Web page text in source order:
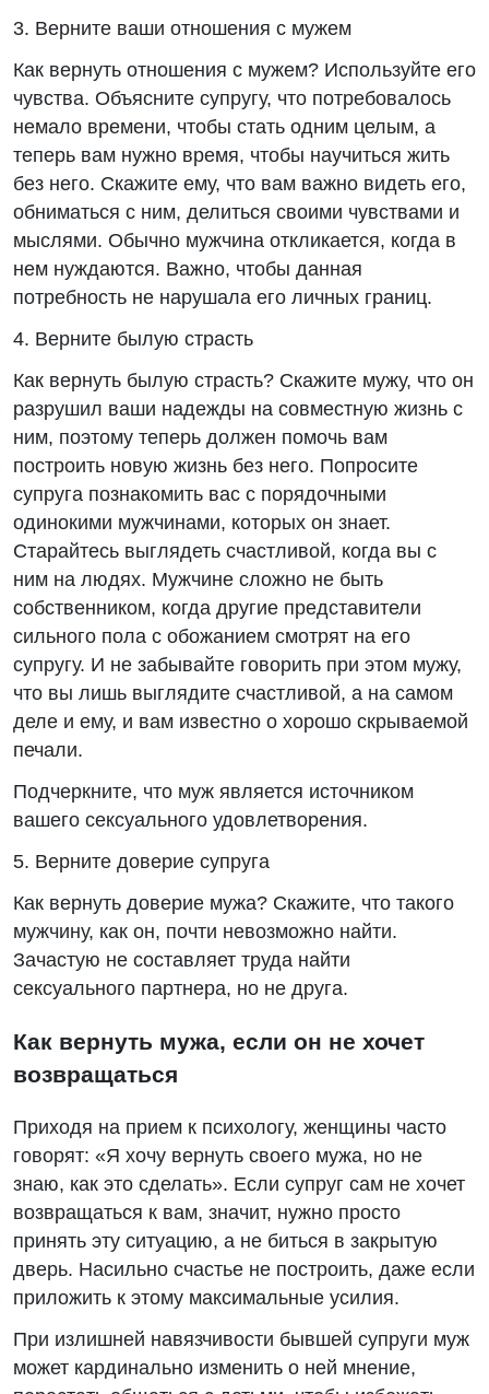
3. Верните ваши отношения с мужем
Как вернуть отношения с мужем? Используйте его
чувства. Объясните супругу, что потребовалось
немало времени, чтобы стать одним целым, а
теперь вам нужно время, чтобы научиться жить
без него. Скажите ему, что вам важно видеть его,
обниматься с ним, делиться своими чувствами и
мыслями. Обычно мужчина откликается, когда в
нем нуждаются. Важно, чтобы данная
потребность не нарушала его личных границ.
4. Верните былую страсть
Как вернуть былую страсть? Скажите мужу, что он
разрушил ваши надежды на совместную жизнь с
ним, поэтому теперь должен помочь вам
построить новую жизнь без него. Попросите
супруга познакомить вас с порядочными
одинокими мужчинами, которых он знает.
Старайтесь выглядеть счастливой, когда вы с
ним на людях. Мужчине сложно не быть
собственником, когда другие представители
сильного пола с обожанием смотрят на его
супругу. И не забывайте говорить при этом мужу,
что вы лишь выглядите счастливой, а на самом
деле и ему, и вам известно о хорошо скрываемой
печали.
Подчеркните, что муж является источником
вашего сексуального удовлетворения.
5. Верните доверие супруга
Как вернуть доверие мужа? Скажите, что такого
мужчину, как он, почти невозможно найти.
Зачастую не составляет труда найти
сексуального партнера, но не друга.
Как вернуть мужа, если он не хочет
возвращаться
Приходя на прием к психологу, женщины часто
говорят: «Я хочу вернуть своего мужа, но не
знаю, как это сделать». Если супруг сам не хочет
возвращаться к вам, значит, нужно просто
принять эту ситуацию, а не биться в закрытую
дверь. Насильно счастье не построить, даже если
приложить к этому максимальные усилия.
При излишней навязчивости бывшей супруги муж
может кардинально изменить о ней мнение,